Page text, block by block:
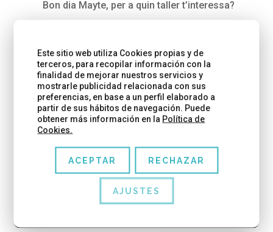
Bon dia Mayte, per a quin taller t’interessa?
Cristina el 06/02/2020 a las 02:31
Hola,
Estoy interesada en celebrar el cumple de mi
Seria posible y cuál sería el precio?
Este sitio web utiliza Cookies propias y de
terceros, para recopilar información con la
finalidad de mejorar nuestros servicios y
mostrarle publicidad relacionada con sus
preferencias, en base a un perfil elaborado a
partir de sus hábitos de navegación. Puede
obtener más información en la Política de
Cookies.
ACEPTAR RECHAZAR
AJUSTES